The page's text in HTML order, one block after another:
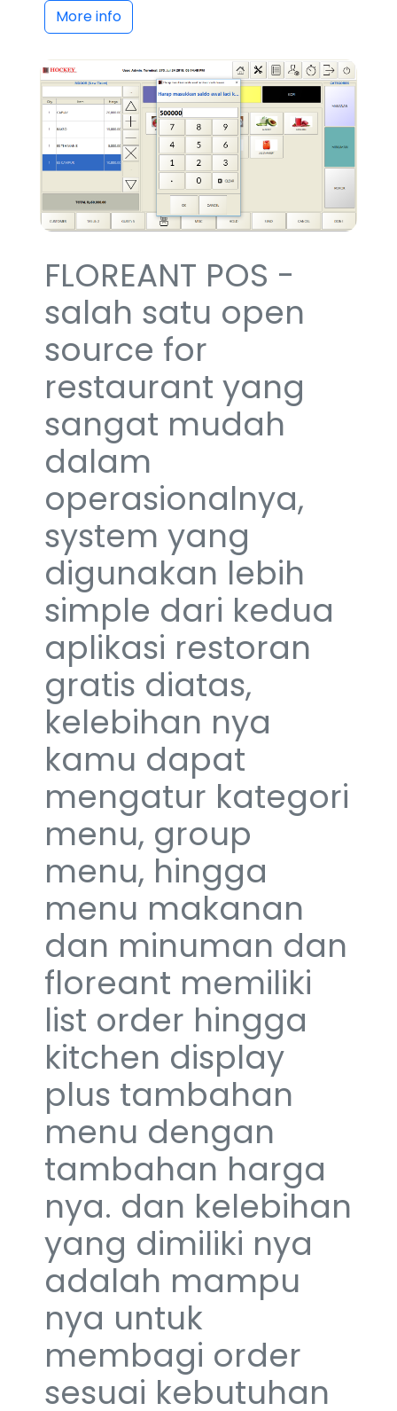
More info
FLOREANT POS -
salah satu open
source for
restaurant yang
sangat mudah
dalam
operasionalnya,
system yang
digunakan lebih
simple dari kedua
aplikasi restoran
gratis diatas,
kelebihan nya
kamu dapat
mengatur kategori
menu, group
menu, hingga
menu makanan
dan minuman dan
floreant memiliki
list order hingga
kitchen display
plus tambahan
menu dengan
tambahan harga
nya. dan kelebihan
yang dimiliki nya
adalah mampu
nya untuk
membagi order
sesuai kebutuhan